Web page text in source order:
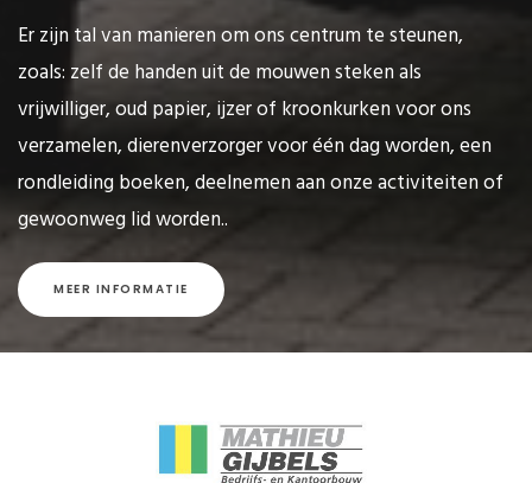
Er zijn tal van manieren om ons centrum te steunen,
zoals: zelf de handen uit de mouwen steken als
vrijwilliger, oud papier, ijzer of kroonkurken voor ons
verzamelen, dierenverzorger voor één dag worden, een
rondleiding boeken, deelnemen aan onze activiteiten of
gewoonweg lid worden..
MEER INFORMATIE